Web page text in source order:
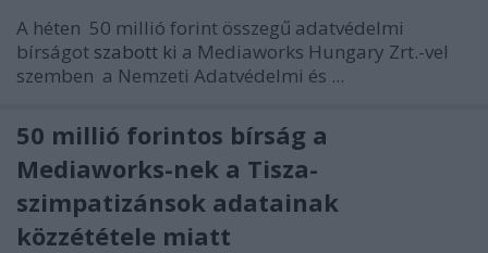
A héten 50 millió forint összegű adatvédelmi
bírságot szabott ki a Mediaworks Hungary Zrt.-vel
szemben a Nemzeti Adatvédelmi és ...
50 millió forintos bírság a
Mediaworks-nek a Tisza-
szimpatizánsok adatainak
közzététele miatt